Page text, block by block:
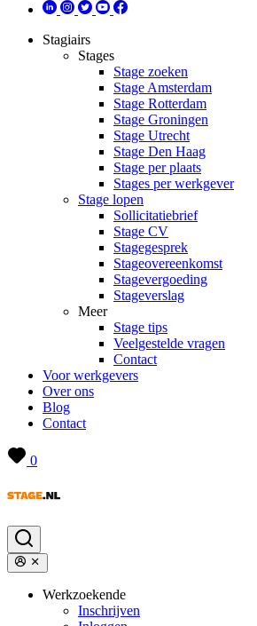
Stagiairs
Stages
Stage zoeken
Stage Amsterdam
Stage Rotterdam
Stage Groningen
Stage Utrecht
Stage Den Haag
Stage per plaats
Stages per werkgever
Stage lopen
Sollicitatiebrief
Stage CV
Stagegesprek
Stageovereenkomst
Stagevergoeding
Stageverslag
Meer
Stage tips
Veelgestelde vragen
Contact
Voor werkgevers
Over ons
Blog
Contact
0
Werkzoekende
Inschrijven